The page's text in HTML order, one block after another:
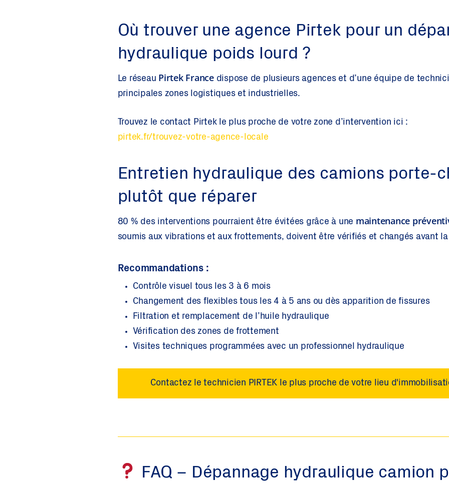
Où trouver une agence Pirtek pour un
hydraulique poids lourd ?
Le réseau Pirtek Francedispose de plusieurs agences et d’une équipe de
principales zones logistiques et industrielles.
Trouvez le contact Pirtek le plus proche de votre zone d’intervention ici :
pirtek.fr/trouvez-votre-agence-locale
Entretien hydraulique des camions porte-
plutôt que réparer
80 % des interventions pourraient être évitées grâce à une maintenance
soumis aux vibrations et aux frottements, doivent être vérifiés et changés avant la
Recommandations :
Contrôle visuel tous les 3 à 6 mois
Changement des flexibles tous les 4 à 5 ans ou dès apparition de fissures
Filtration et remplacement de l’huile hydraulique
Vérification des zones de frottement
Visites techniques programmées avec un professionnel hydraulique
Contactez le technicien PIRTEK le plus proche de votre lieu
FAQ – Dépannage hydraulique camion